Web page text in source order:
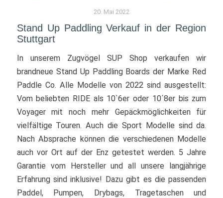
20. Mai 2022
Stand Up Paddling Verkauf in der Region
Stuttgart
In unserem Zugvögel SUP Shop verkaufen wir
brandneue Stand Up Paddling Boards der Marke Red
Paddle Co. Alle Modelle von 2022 sind ausgestellt:
Vom beliebten RIDE als 10`6er oder 10´8er bis zum
Voyager mit noch mehr Gepäckmöglichkeiten für
vielfältige Touren. Auch die Sport Modelle sind da.
Nach Absprache können die verschiedenen Modelle
auch vor Ort auf der Enz getestet werden. 5 Jahre
Garantie vom Hersteller und all unsere langjährige
Erfahrung sind inklusive! Dazu gibt es die passenden
Paddel, Pumpen, Drybags, Tragetaschen und